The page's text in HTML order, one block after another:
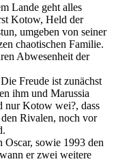
Lande geht alles
Kotow, Held der
umgeben von seiner
chaotischen Familie.
Abwesenheit der
Freude ist zunächst
ihm und Marussia
nur Kotow wei?, dass
Rivalen, noch vor
Oscar, sowie 1993 den
er zwei weitere